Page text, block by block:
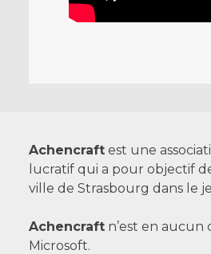
Achencraft est une
lucratif qui a pour objectif
ville de Strasbourg dans le
Achencraft n’est en aucun
Microsoft.